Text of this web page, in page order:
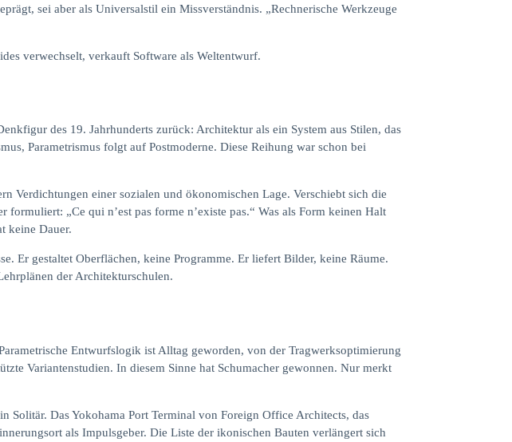
sei aber als Universalstil ein Missverständnis. „Rechnerische Werkzeuge
verwechselt, verkauft Software als Weltentwurf.
des 19. Jahrhunderts zurück: Architektur als ein System aus Stilen, das
Parametrismus folgt auf Postmoderne. Diese Reihung war schon bei
Verdichtungen einer sozialen und ökonomischen Lage. Verschiebt sich die
„Ce qui n’est pas forme n’existe pas.“ Was als Form keinen Halt
keine Dauer.
Er gestaltet Oberflächen, keine Programme. Er liefert Bilder, keine Räume.
der Architekturschulen.
Entwurfslogik ist Alltag geworden, von der Tragwerksoptimierung
Variantenstudien. In diesem Sinne hat Schumacher gewonnen. Nur merkt
Das Yokohama Port Terminal von Foreign Office Architects, das
als Impulsgeber. Die Liste der ikonischen Bauten verlängert sich